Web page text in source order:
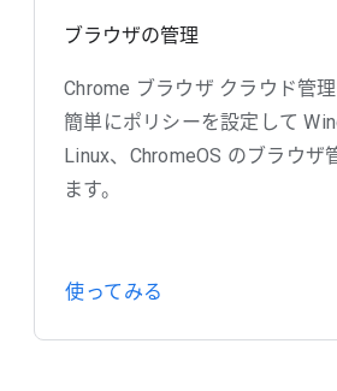
ブラウザの管理
Chrome ブラウザ クラウド管理
簡単にポリシーを設定して
Linux、ChromeOS のブラウザ
ます。
使ってみる